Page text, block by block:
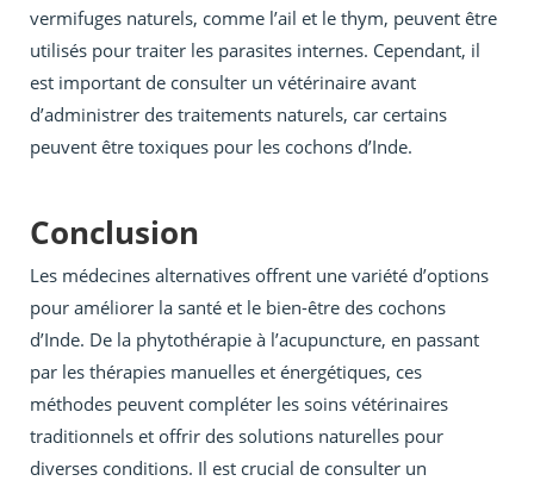
vermifuges naturels, comme l’ail et le thym, peuvent être
utilisés pour traiter les parasites internes. Cependant, il
est important de consulter un vétérinaire avant
d’administrer des traitements naturels, car certains
peuvent être toxiques pour les cochons d’Inde.
Conclusion
Les médecines alternatives offrent une variété d’options
pour améliorer la santé et le bien-être des cochons
d’Inde. De la phytothérapie à l’acupuncture, en passant
par les thérapies manuelles et énergétiques, ces
méthodes peuvent compléter les soins vétérinaires
traditionnels et offrir des solutions naturelles pour
diverses conditions. Il est crucial de consulter un